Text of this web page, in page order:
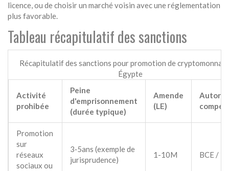
licence, ou de choisir un marché voisin avec une réglementation
plus favorable.
Tableau récapitulatif des sanctions
Récapitulatif des sanctions pour promotion de
Égypte
Activité
prohibée
Peine
d'emprisonnement
(durée typique)
Amende
(LE)
Promotion
sur
réseaux
sociaux ou
3‑5ans (exemple de
jurisprudence)
1-10M BCE /